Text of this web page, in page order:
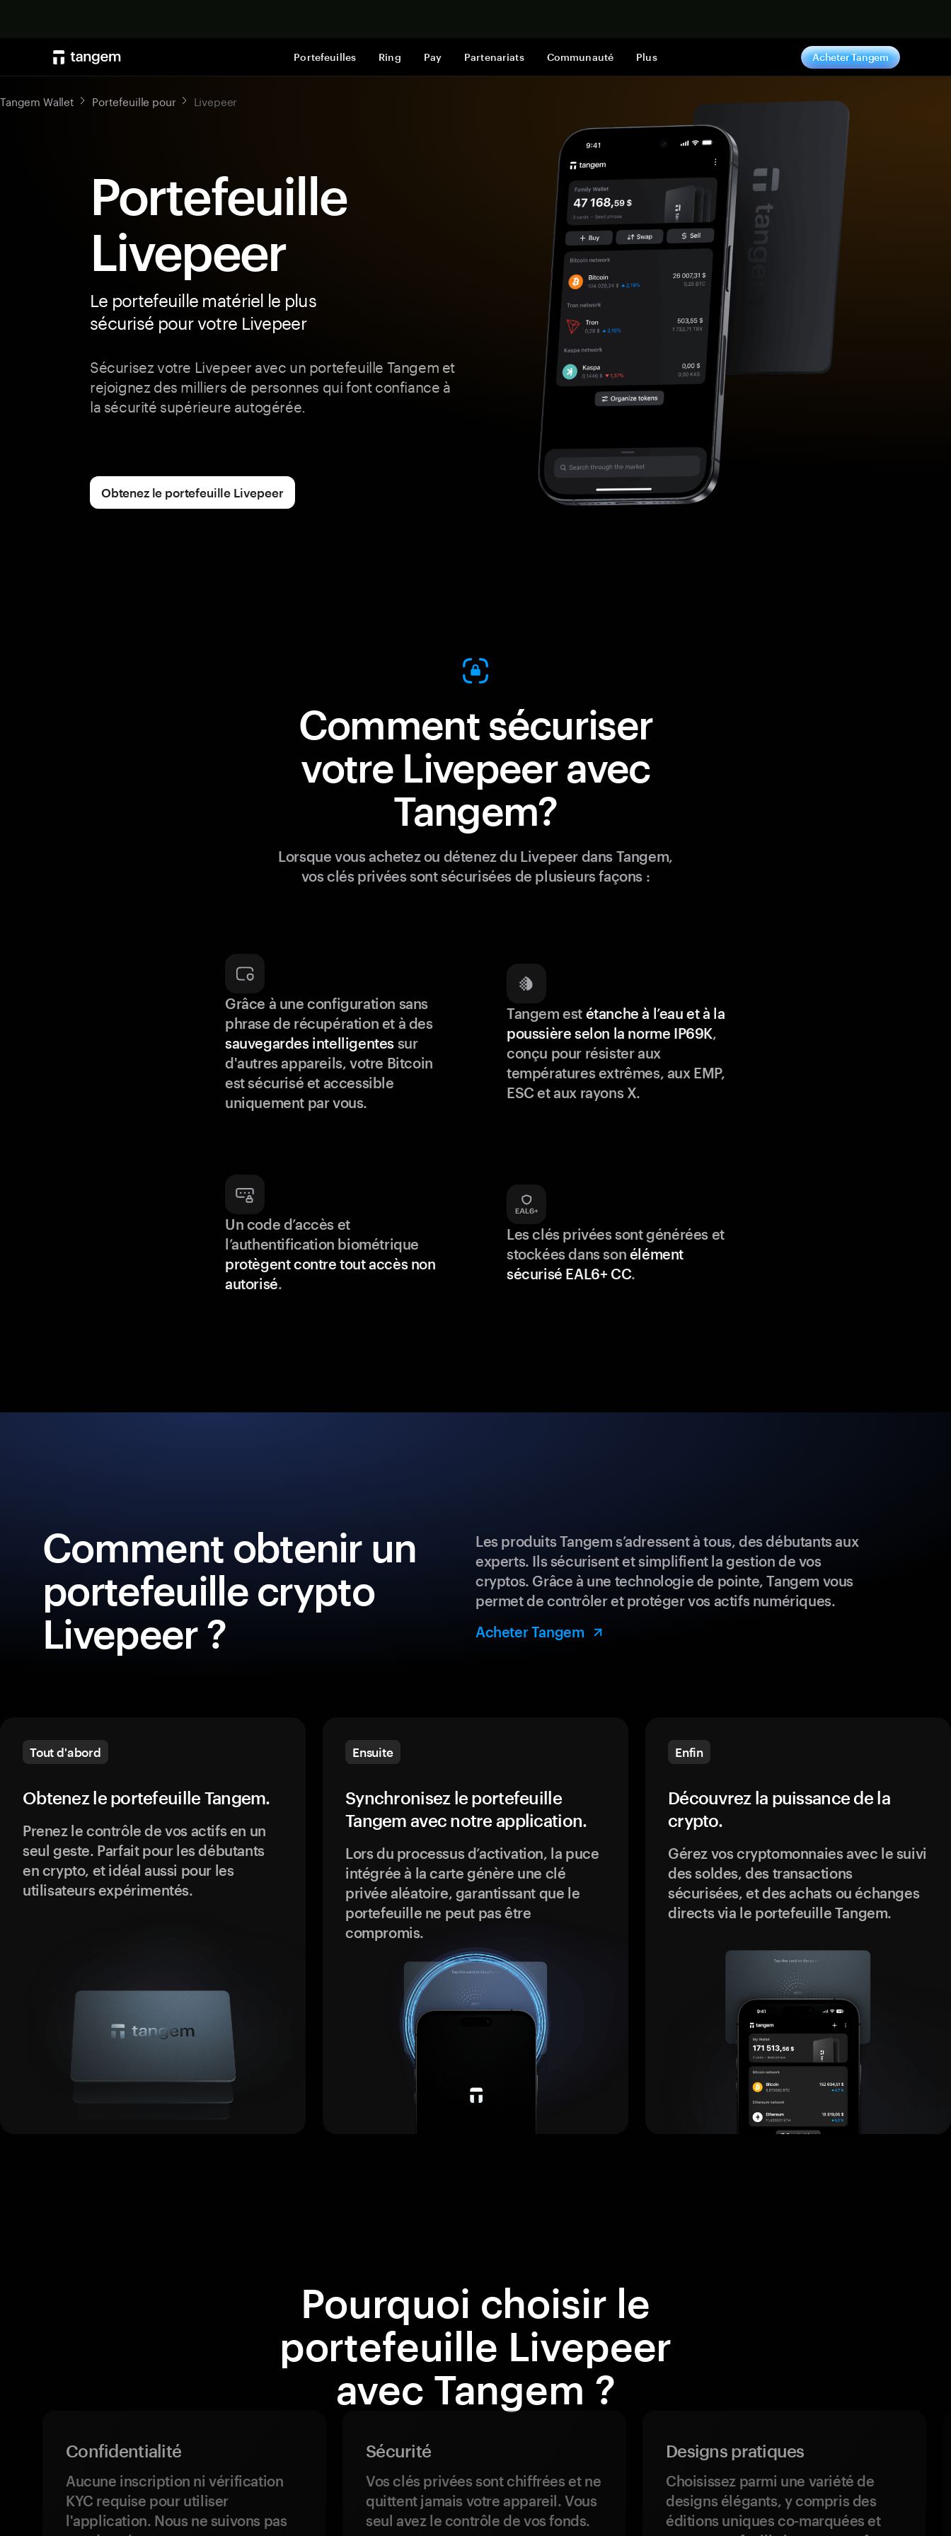
Portefeuilles Ring Pay Partenariats Communauté Plus Acheter Tangem
Tangem Wallet Portefeuille pour Livepeer
Portefeuille
Livepeer
Le portefeuille matériel le plus
sécurisé pour votre Livepeer
Sécurisez votre Livepeer avec un portefeuille Tangem et
rejoignez des milliers de personnes qui font confiance à
la sécurité supérieure autogérée.
Obtenez le portefeuille Livepeer
Comment sécuriser
votre Livepeer avec
Tangem?
Lorsque vous achetez ou détenez du Livepeer dans Tangem,
vos clés privées sont sécurisées de plusieurs façons :
Grâce à une configuration sans
phrase de récupération et à des
sauvegardes intelligentes sur
d'autres appareils, votre Bitcoin
est sécurisé et accessible
uniquement par vous.
Tangem est étanche à l’eau et à la
poussière selon la norme IP69K,
conçu pour résister aux
températures extrêmes, aux EMP,
ESC et aux rayons X.
Un code d’accès et
l’authentification biométrique
protègent contre tout accès non
autorisé.
Les clés privées sont générées et
stockées dans son élément
sécurisé EAL6+ CC.
Comment obtenir un
portefeuille crypto
Livepeer ?
Les produits Tangem s’adressent à tous, des débutants aux
experts. Ils sécurisent et simplifient la gestion de vos
cryptos. Grâce à une technologie de pointe, Tangem vous
permet de contrôler et protéger vos actifs numériques.
Acheter Tangem
Tout d'abord
Obtenez le portefeuille Tangem.
Prenez le contrôle de vos actifs en un
seul geste. Parfait pour les débutants
en crypto, et idéal aussi pour les
utilisateurs expérimentés.
Ensuite
Synchronisez le portefeuille
Tangem avec notre application.
Lors du processus d’activation, la puce
intégrée à la carte génère une clé
privée aléatoire, garantissant que le
portefeuille ne peut pas être
compromis.
Enfin
Découvrez la puissance de la
crypto.
Gérez vos cryptomonnaies avec le suivi
des soldes, des transactions
sécurisées, et des achats ou échanges
directs via le portefeuille Tangem.
Pourquoi choisir le
portefeuille Livepeer
avec Tangem ?
Confidentialité
Aucune inscription ni vérification
KYC requise pour utiliser
l'application. Nous ne suivons pas
Sécurité
Vos clés privées sont chiffrées et ne
quittent jamais votre appareil. Vous
seul avez le contrôle de vos fonds.
Designs pratiques
Choisissez parmi une variété de
designs élégants, y compris des
éditions uniques co-marquées et